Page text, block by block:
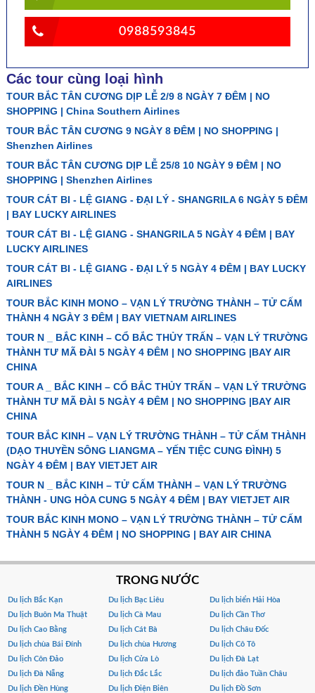
0988593845
Các tour cùng loại hình
TOUR BẮC TÂN CƯƠNG DỊP LỄ 2/9 8 NGÀY 7 ĐÊM | NO
SHOPPING | China Southern Airlines
TOUR BẮC TÂN CƯƠNG 9 NGÀY 8 ĐÊM | NO SHOPPING |
Shenzhen Airlines
TOUR BẮC TÂN CƯƠNG DỊP LỄ 25/8 10 NGÀY 9 ĐÊM | NO
SHOPPING | Shenzhen Airlines
TOUR CÁT BI - LỆ GIANG - ĐẠI LÝ - SHANGRILA 6 NGÀY 5 ĐÊM
| BAY LUCKY AIRLINES
TOUR CÁT BI - LỆ GIANG - SHANGRILA 5 NGÀY 4 ĐÊM | BAY
LUCKY AIRLINES
TOUR CÁT BI - LỆ GIANG - ĐẠI LÝ 5 NGÀY 4 ĐÊM | BAY LUCKY
AIRLINES
TOUR BẮC KINH MONO – VẠN LÝ TRƯỜNG THÀNH – TỬ CẤM
THÀNH 4 NGÀY 3 ĐÊM | BAY VIETNAM AIRLINES
TOUR N _ BẮC KINH – CỔ BẮC THỦY TRẤN – VẠN LÝ TRƯỜNG
THÀNH TƯ MÃ ĐÀI 5 NGÀY 4 ĐÊM | NO SHOPPING |BAY AIR
CHINA
TOUR A _ BẮC KINH – CỔ BẮC THỦY TRẤN – VẠN LÝ TRƯỜNG
THÀNH TƯ MÃ ĐÀI 5 NGÀY 4 ĐÊM | NO SHOPPING |BAY AIR
CHINA
TOUR BẮC KINH – VẠN LÝ TRƯỜNG THÀNH – TỬ CẤM THÀNH
(DẠO THUYỀN SÔNG LIANGMA – YẾN TIỆC CUNG ĐÌNH) 5
NGÀY 4 ĐÊM | BAY VIETJET AIR
TOUR N _ BẮC KINH – TỬ CẤM THÀNH – VẠN LÝ TRƯỜNG
THÀNH - UNG HÒA CUNG 5 NGÀY 4 ĐÊM | BAY VIETJET AIR
TOUR BẮC KINH MONO – VẠN LÝ TRƯỜNG THÀNH – TỬ CẤM
THÀNH 5 NGÀY 4 ĐÊM | NO SHOPPING | BAY AIR CHINA
TRONG NƯỚC
Du lịch Bắc Kạn Du lịch Bạc Liêu
Du lịch biển Hải Hòa
Du lịch Buôn Ma Thuật
Du lịch Cà Mau
Du lịch Cần Thơ
Du lịch Cao Bằng
Du lịch Cát Bà
Du lịch Châu Đốc
Du lịch chùa Bái Đính
Du lịch chùa Hương
Du lịch Cô Tô
Du lịch Côn Đảo
Du lịch Cửa Lò
Du lịch Đà Lạt
Du lịch Đà Nẵng
Du lịch Đắc Lắc
Du lịch đảo Tuần Châu
Du lịch Đền Hùng
Du lịch Điện Biên
Du lịch Đồ Sơn